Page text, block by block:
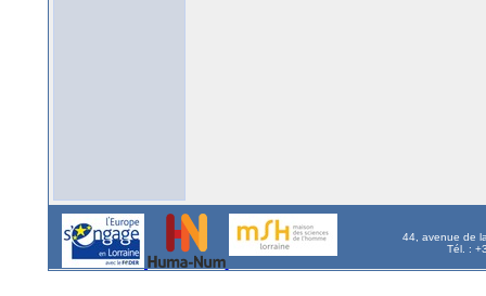
44, avenue de
Tél. :